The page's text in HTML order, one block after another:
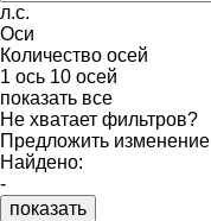
л.с.
Оси
Количество осей
1 ось 10 осей
показать все
Не хватает фильтров?
Предложить изменение
Найдено:
-
показать